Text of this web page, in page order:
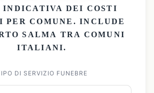
INDICATIVA DEI COSTI
PER COMUNE . INCLUDE
SALMA TRA COMUNI
ITALIANI.
DI SERVIZIO FUNEBRE